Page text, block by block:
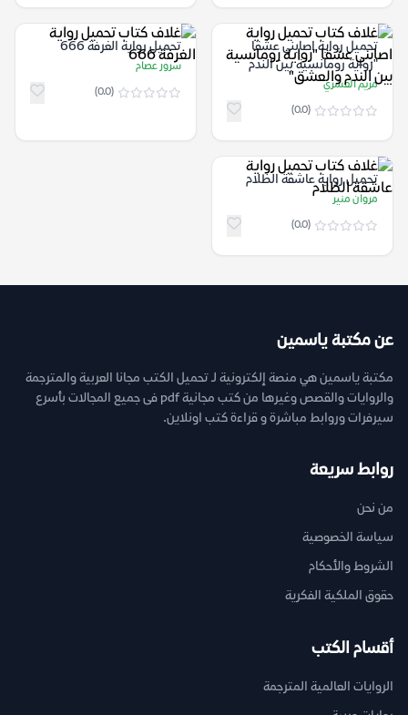
تحميل رواية اصابني عشقا
"رواية رومانسية بين الندم
والعشق"
مريم العشري
(0.0)
تحميل رواية الغرفة 666
سرور عصام
(0.0)
تحميل رواية عاشقة الظلام
مروان منير
(0.0)
عن مكتبة ياسمين
مكتبة ياسمين هي منصة إلكترونية لـ تحميل الكتب مجانا العربية والمترجمة
والروايات والقصص وغيرها من كتب مجانية pdf فى جميع المجالات بأسرع
سيرفرات وروابط مباشرة و قراءة كتب اونلاين.
روابط سريعة
من نحن
سياسة الخصوصية
الشروط والأحكام
حقوق الملكية الفكرية
أقسام الكتب
الروايات العالمية المترجمة